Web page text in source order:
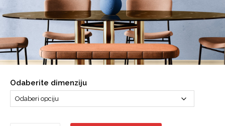
Odaberite dimenziju